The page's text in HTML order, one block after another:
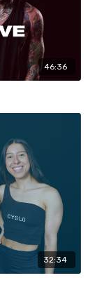
46:36
32:34